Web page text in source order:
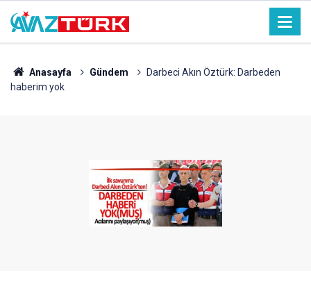
Anasayfa Gündem
Darbeci Akın Öztürk: Darbeden
haberim yok